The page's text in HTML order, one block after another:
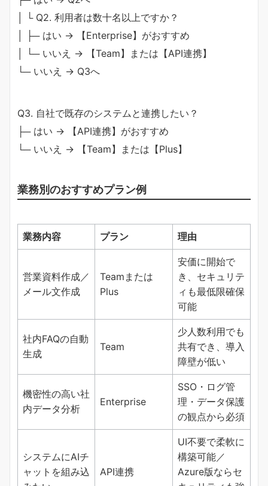
│ └ Q2. 利用者は数十名以上ですか？
│ ├─ はい → 【Enterprise】がおすすめ
│ └─ いいえ → 【Team】または【API連携】
└─ いいえ → Q3へ
Q3. 自社で既存のシステムと連携したい？
├─ はい → 【API連携】がおすすめ
└─ いいえ → 【Team】または【Plus】
業務別のおすすめプラン例
業務内容 プラン 理由
営業資料作成／
メール文作成
Teamまたは
Plus
安価に開始で
き、セキュリテ
ィも最低限確保
可能
社内FAQの自動
生成
Team
少人数利用でも
共有でき、導入
障壁が低い
機密性の高い社
内データ分析
Enterprise
SSO・ログ管
理・データ保護
の観点から必須
システムにAIチ
ャットを組み込
API連携
UI不要で柔軟に
構築可能／
Azure版ならセ